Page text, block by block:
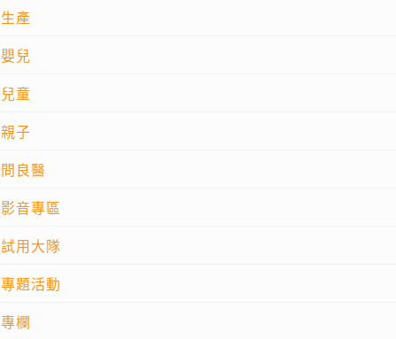
生產
嬰兒
兒童
親子
問良醫
影音專區
試用大隊
專題活動
專欄